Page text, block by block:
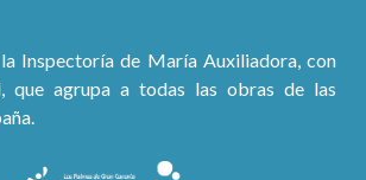
Inspectoría de María Auxiliadora, con
que agrupa a todas las obras de las